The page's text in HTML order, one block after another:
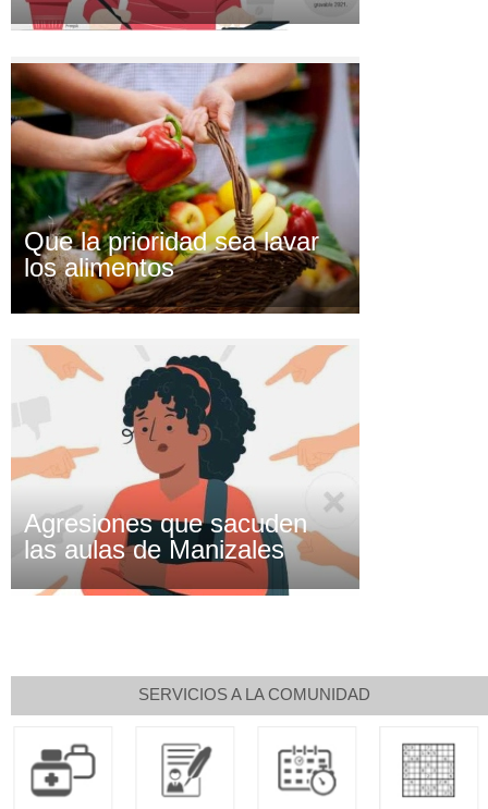
Que la prioridad sea lavar
los alimentos
Agresiones que sacuden
las aulas de Manizales
SERVICIOS A LA COMUNIDAD